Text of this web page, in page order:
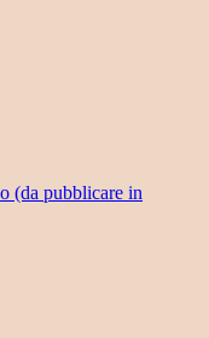
(da pubblicare in